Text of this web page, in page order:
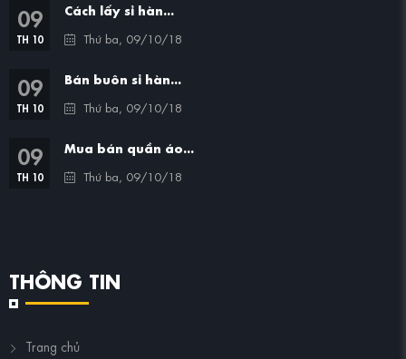
09
TH 10
Cách lấy sỉ hàn...
Thứ ba, 09/10/18
09
TH 10
Bán buôn sỉ hàn...
Thứ ba, 09/10/18
09
TH 10
Mua bán quần áo...
Thứ ba, 09/10/18
THÔNG TIN
Trang chủ